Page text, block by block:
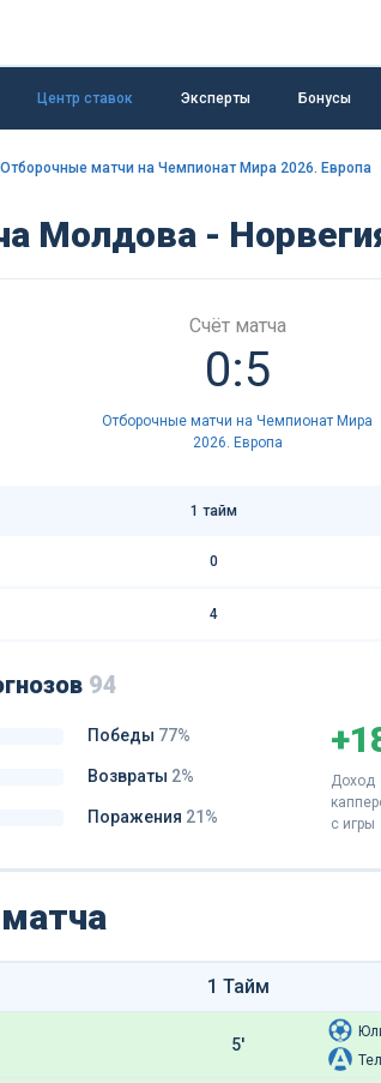
Центр ставок Эксперты Бонусы
Отборочные матчи на Чемпионат Мира 2026. Европа
Молдова -
Счёт матча
0:5
Отборочные матчи на Чемпионат Мира
2026. Европа
1 тайм
0
4
94
Победы 77%
Возвраты 2%
Поражения 21%
Доход
с игры
1 Тайм
5'